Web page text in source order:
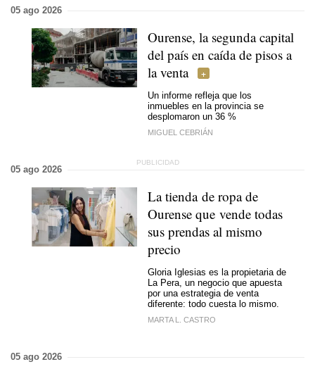
05 ago 2026
Ourense, la segunda capital
del país en caída de pisos a
la venta
Un informe refleja que los
inmuebles en la provincia se
desplomaron un 36 %
MIGUEL CEBRIÁN
05 ago 2026
La tienda de ropa de
Ourense que vende todas
sus prendas al mismo
precio
Gloria Iglesias es la propietaria de
La Pera, un negocio que apuesta
por una estrategia de venta
diferente: todo cuesta lo mismo.
MARTA L. CASTRO
05 ago 2026